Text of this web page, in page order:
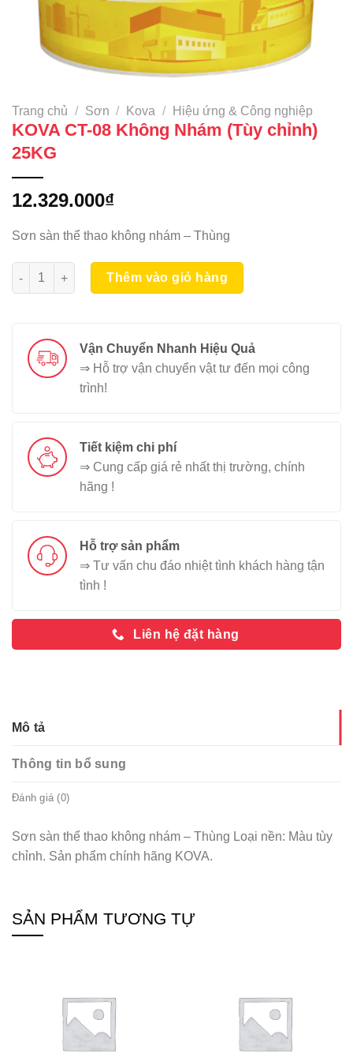
Trang chủ / Sơn / Kova / Hiệu ứng & Công nghiệp
KOVA CT-08 Không Nhám (Tùy chỉnh)
25KG
12.329.000₫
Sơn sàn thể thao không nhám – Thùng
KOVA CT-08 Không Nhám (Tùy chỉnh) 25KG số lượng
Thêm vào giỏ hàng
Vận Chuyển Nhanh Hiệu Quả
⇒ Hỗ trợ vận chuyển vật tư đến mọi công
trình!
Tiết kiệm chi phí
⇒ Cung cấp giá rẻ nhất thị trường, chính
hãng !
Hỗ trợ sản phẩm
⇒ Tư vấn chu đáo nhiệt tình khách hàng tận
tình !
Liên hệ đặt hàng
Mô tả
Thông tin bổ sung
Đánh giá (0)
Sơn sàn thể thao không nhám – Thùng Loại nền: Màu tùy
chỉnh. Sản phẩm chính hãng KOVA.
SẢN PHẨM TƯƠNG TỰ